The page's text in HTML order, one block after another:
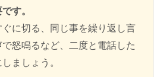
す。
に切る、同じ事を繰り返し言
怒鳴るなど、二度と電話した
ましょう。